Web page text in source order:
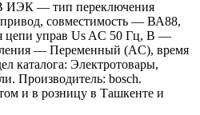
ИЭК — тип переключения
совместимость — ВА88,
цепи управ Us AC 50 Гц, В —
— Переменный (AC), время
каталога: Электротовары,
Производитель: bosch.
и в розницу в Ташкенте и